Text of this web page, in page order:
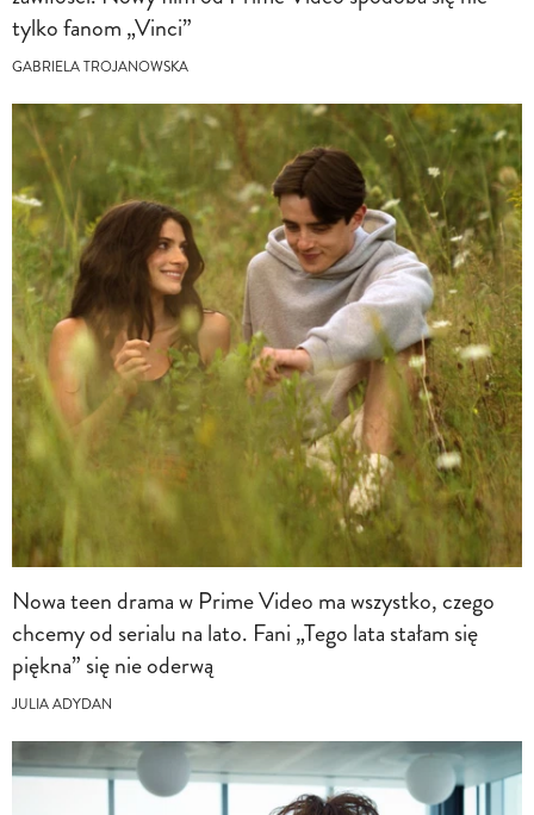
tylko fanom „Vinci”
GABRIELA TROJANOWSKA
Nowa teen drama w Prime Video ma wszystko, czego
chcemy od serialu na lato. Fani „Tego lata stałam się
piękna” się nie oderwą
JULIA ADYDAN